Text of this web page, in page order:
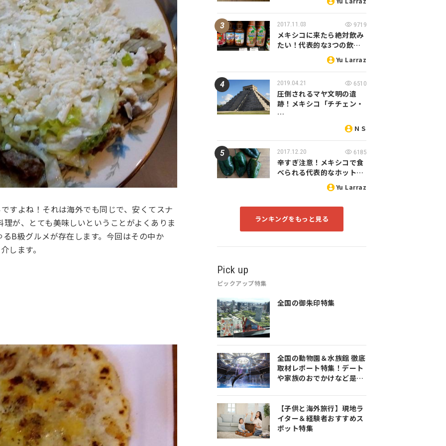
すよね！それは海外でも同じで、安くてスナ
が、とても美味しいということがよくありま
B級グルメが存在します。今回はその中か
します。
2017.11.03 9719
メキシコに来たら絶対飲み
たい！代表的な3つの飲…
Yu Larraz
2019.04.21 6510
圧倒されるマヤ文明の遺
跡！メキシコ「チチェン・
…
ＮＳ
2017.12.20 6185
辛すぎ注意！メキシコで食
べられる代表的なホット…
Yu Larraz
ランキングをもっと見る
Pick up
ピックアップ特集
全国の御朱印特集
全国の動物園＆水族館 徹底
取材レポート特集！デート
や家族のおでかけなど是非
【子供と海外旅行】現地ラ
イター＆経験者おすすめス
ポット特集